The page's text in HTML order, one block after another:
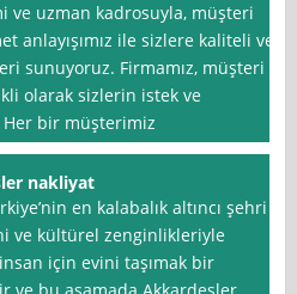
ve uzman kadrosuyla, müşteri
anlayışımız ile sizlere kaliteli ve
sunuyoruz. Firmamız, müşteri
olarak sizlerin istek ve
bir müşterimiz
nakliyat
en kalabalık altıncı şehri
ve kültürel zenginlikleriyle
için evini taşımak bir